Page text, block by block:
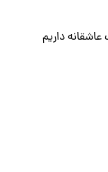
داریم